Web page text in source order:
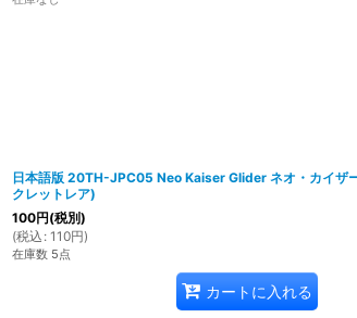
日本語版 20TH-JPC05 Neo Kaiser Glider ネオ・カイザ
クレットレア)
100円(税別)
(税込 : 110円)
在庫数 5点
カートに入れる